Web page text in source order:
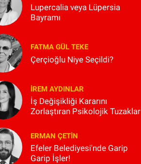
Lupercalia veya Lüpersia
Bayramı
FATMA GÜL TEKE
Çerçioğlu Niye Seçildi?
İREM AYDINLAR
İş Değişikliği Kararını
Zorlaştıran Psikolojik Tuzaklar
ERMAN ÇETIN
Efeler Belediyesi'nde Garip
Garip İşler!